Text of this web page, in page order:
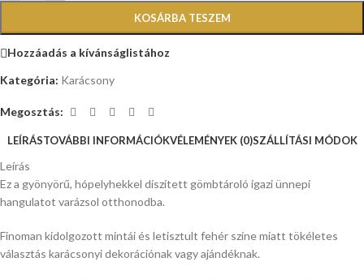
KOSÁRBA TESZEM
Hozzáadás a kívánságlistához
Kategória: Karácsony
Megosztás:
LEÍRÁSTOVÁBBI INFORMÁCIÓKVÉLEMÉNYEK (0)SZÁLLÍTÁSI MÓDOK
Leírás
Ez a gyönyörű, hópelyhekkel díszített gömbtároló igazi ünnepi
hangulatot varázsol otthonodba.
Finoman kidolgozott mintái és letisztult fehér színe miatt tökéletes
választás karácsonyi dekorációnak vagy ajándéknak.